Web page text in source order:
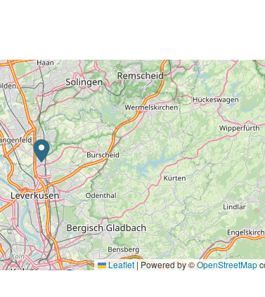
Leaflet | Powered by ©OpenStreetMap